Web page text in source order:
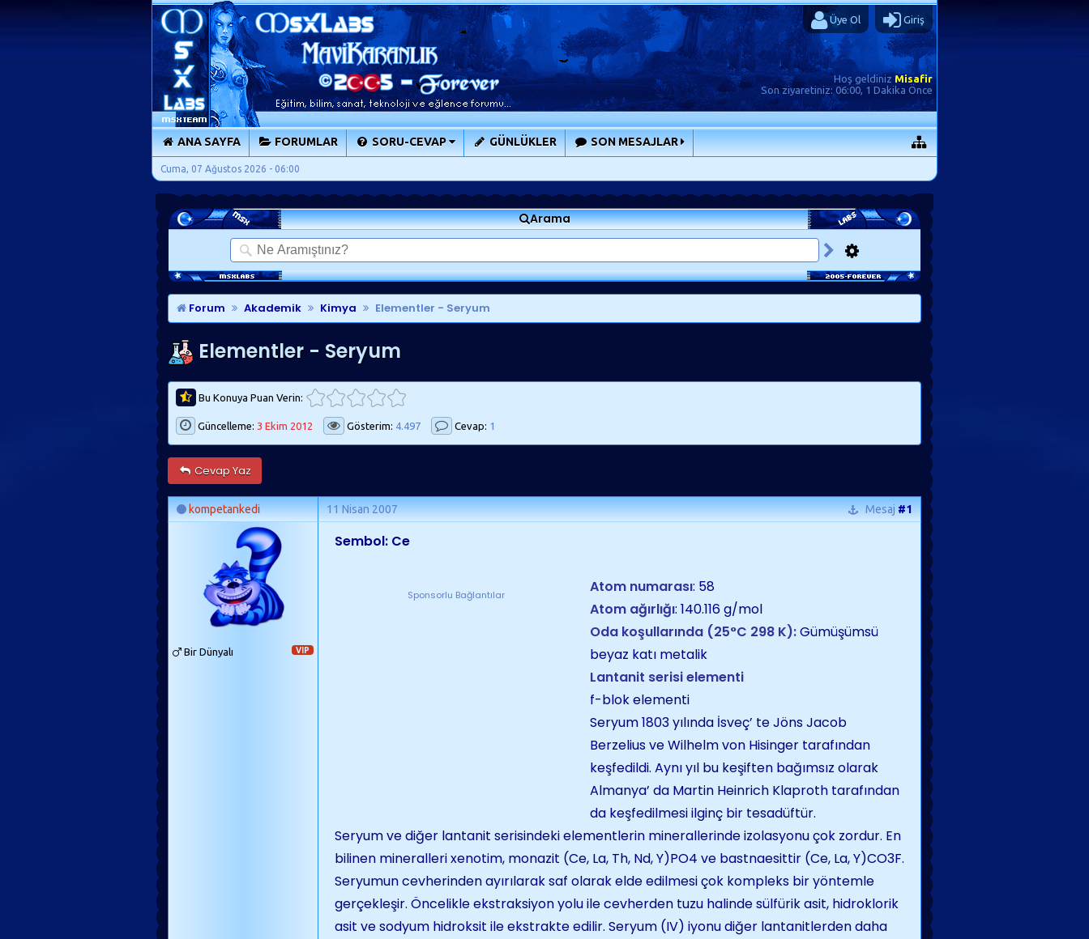
Üye Ol Giriş
Hoş geldiniz Misafir
Son ziyaretiniz:06:00, 1 Dakika Önce
ANA SAYFA FORUMLAR SORU-CEVAP GÜNLÜKLER SON MESAJLAR
Cuma, 07 Ağustos 2026 - 06:00
Arama
Forum Akademik Kimya Elementler - Seryum
Elementler - Seryum
Bu Konuya Puan Verin:
Güncelleme: 3 Ekim 2012 Gösterim: 4.497 Cevap: 1
Cevap Yaz
kompetankedi 11 Nisan 2007 Mesaj#1
VIP
Bir Dünyalı
Sembol: Ce
Sponsorlu Bağlantılar Atom numarası: 58
Atom ağırlığı: 140.116 g/mol
Oda koşullarında (25°C 298 K):Gümüşümsü
beyaz katı metalik
Lantanit serisi elementi
f-blok elementi
Seryum 1803 yılında İsveç’ te Jöns Jacob
Berzelius ve Wilhelm von Hisinger tarafından
keşfedildi. Aynı yıl bu keşiften bağımsız olarak
Almanya’ da Martin Heinrich Klaproth tarafından
da keşfedilmesi ilginç bir tesadüftür.
Seryum ve diğer lantanit serisindeki elementlerin minerallerinde izolasyonu çok zordur. En
bilinen mineralleri xenotim, monazit (Ce, La, Th, Nd, Y)PO4 ve bastnaesittir (Ce, La, Y)CO3F.
Seryumun cevherinden ayırılarak saf olarak elde edilmesi çok kompleks bir yöntemle
gerçekleşir. Öncelikle ekstraksiyon yolu ile cevherden tuzu halinde sülfürik asit, hidroklorik
asit ve sodyum hidroksit ile ekstrakte edilir. Seryum (IV) iyonu diğer lantanitlerden daha